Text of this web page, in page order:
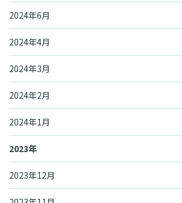
2024年6月
2024年4月
2024年3月
2024年2月
2024年1月
2023年
2023年12月